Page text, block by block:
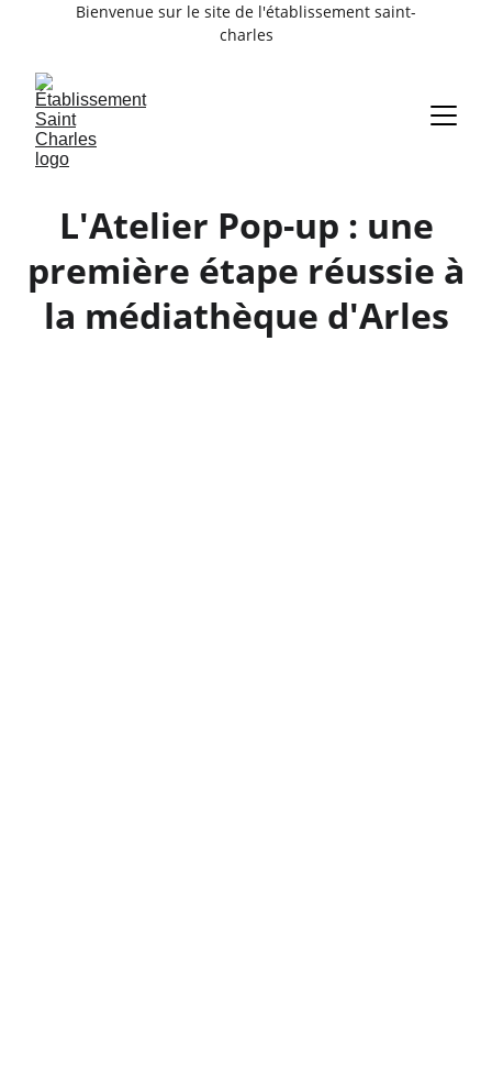
Bienvenue sur le site de l'établissement saint-
charles
L'Atelier Pop-up : une
première étape réussie à
la médiathèque d'Arles